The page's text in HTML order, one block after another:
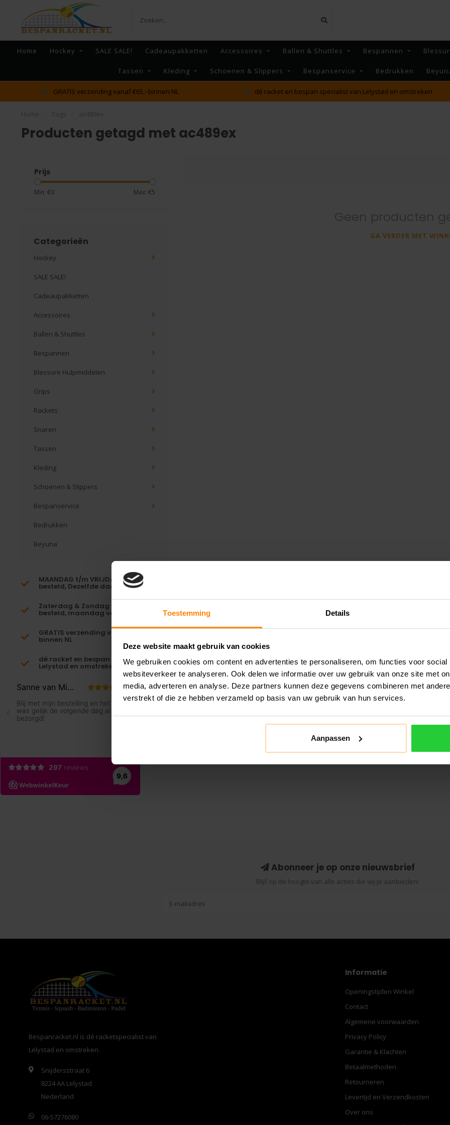
Toestemming Details
Deze website maakt gebruik van cookies
We gebruiken cookies om content en advertenties te personaliseren, om functies voor
websiteverkeer te analyseren. Ook delen we informatie over uw gebruik van onze site met
media, adverteren en analyse. Deze partners kunnen deze gegevens combineren met
verstrekt of die ze hebben verzameld op basis van uw gebruik van hun services.
Aanpassen
Home Hockey SALE SALE! Cadeaupakketten Accessoires Ballen & Shuttles Bespannen
Tassen Kleding Schoenen & Slippers Bespanservice Bedrukken
GRATIS verzending vanaf €65,- binnen NL dé racket en bespan specialist van Lelystad en omstreken
Producten getagd met ac489ex
Prijs
Min: €0 Max: €5
Categorieën
Hockey
SALE SALE!
Cadeaupakketten
Accessoires
Ballen & Shuttles
Bespannen
Blessure Hulpmiddelen
Grips
Rackets
Snaren
Tassen
Kleding
Schoenen & Slippers
Bespanservice
Bedrukken
Beyuna
MAANDAG t/m VRIJDAG voor 16:00
besteld, Dezelfde dag verzonden!*
Zaterdag & Zondag voor 23:59
besteld, maandag verzonden!
GRATIS verzending vanaf €65,-
binnen NL
dé racket en bespan specialist van
Lelystad en omstreken
Geen producten
GA VERDER MET
Abonneer je op onze nieuwsbrief
Blijf op de hoogte van alle acties die wij je aanbieden!
Bespanracket.nl is dé racketspecialist van
Lelystad en omstreken.
Snijdersstraat 6
8224 AA Lelystad
Nederland
06-57276080
Informatie
Openingstijden Winkel
Contact
Algemene voorwaarden
Privacy Policy
Garantie & Klachten
Betaalmethoden
Retourneren
Levertijd en Verzendkosten
Over ons